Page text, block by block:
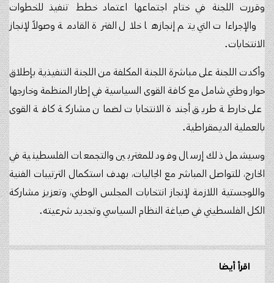
وقررت اللجنة في ختام اجتماعها اعتماد خطط تنفيذ للخطوات
والإجراءات التي يتم إنجازها خلال الفترة القادمة وصولاً لإنجاز
الانتخابات.
وأكدت اللجنة على مباشرة اللجنة المكلفة من اللجنة التنفيذية بإطلاق
حوار وطني شامل مع كافة القوى السياسية في إطار المنظمة وخارجها
على خارطة طريق أجندة الانتخابات لضمان مشاركة كافة القوى
بالعملية الديمقراطية.
وسيشمل ذلك إرسال وفود للمغتربين والتجمعات الفلسطينية في
الخارج، للتواصل المباشر مع الجاليات، بهدف استكمال الترتيبات الفنية
واللوجستية اللازمة لإنجاز انتخابات المجلس الوطني، وتعزيز مشاركة
الكل الفلسطيني في صياغة النظام السياسي وتجديد شرعيته.
اقرأ أيضا